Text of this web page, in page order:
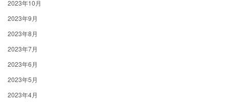
2023年10月
2023年9月
2023年8月
2023年7月
2023年6月
2023年5月
2023年4月